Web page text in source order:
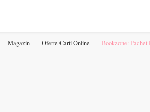
Magazin Oferte Carti Online Bookzone: